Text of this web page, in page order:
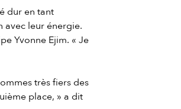
dur en tant
avec leur énergie.
Yvonne Ejim. « Je
très fiers des
place, » a dit